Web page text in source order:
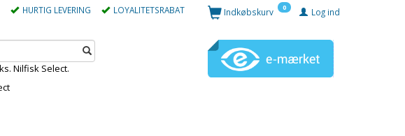
HURTIG LEVERING LOYALITETSRABAT Log ind
Indkøbskurv 0
Nilfisk Select.